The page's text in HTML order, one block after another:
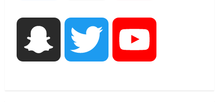
Snapchat Twitter
August 5, 2026
UTTARAKHAND NEWS
एमआईटी वर्ल्ड पीस यूनिवर्सिटी और जर्मनी के
बीएसबीआई के बीच समझौता; भारतीय छात्रों